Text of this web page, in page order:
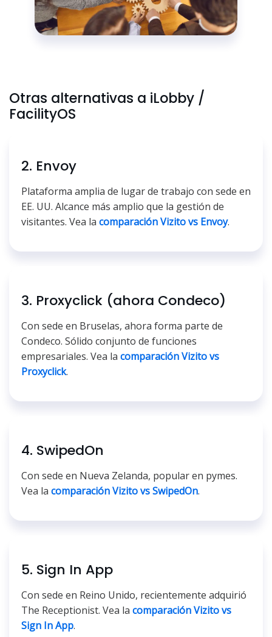
Otras alternativas a iLobby /
FacilityOS
2. Envoy
Plataforma amplia de lugar de trabajo con sede en
EE. UU. Alcance más amplio que la gestión de
visitantes. Vea la comparación Vizito vs Envoy.
3. Proxyclick (ahora Condeco)
Con sede en Bruselas, ahora forma parte de
Condeco. Sólido conjunto de funciones
empresariales. Vea la comparación Vizito vs
Proxyclick.
4. SwipedOn
Con sede en Nueva Zelanda, popular en pymes.
Vea la comparación Vizito vs SwipedOn.
5. Sign In App
Con sede en Reino Unido, recientemente adquirió
The Receptionist. Vea la comparación Vizito vs
Sign In App.